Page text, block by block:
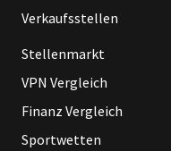
Verkaufsstellen
Stellenmarkt
VPN Vergleich
Finanz Vergleich
Sportwetten